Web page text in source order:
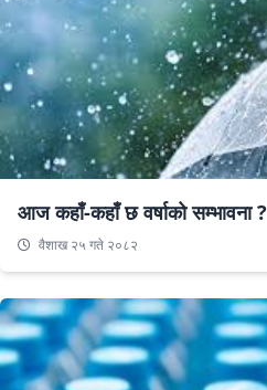
आज कहाँ-कहाँ छ वर्षाको सम्भावना ?
वैशाख २५ गते २०८२